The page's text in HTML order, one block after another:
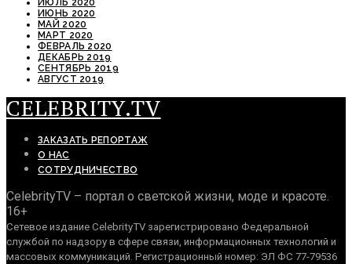
ИЮНЬ 2020
МАЙ 2020
МАРТ 2020
ФЕВРАЛЬ 2020
ДЕКАБРЬ 2019
СЕНТЯБРЬ 2019
АВГУСТ 2019
CELEBRITY.TV
ЗАКАЗАТЬ РЕПОРТАЖ
О НАС
СОТРУДНИЧЕСТВО
CelebrityTV – портал о светской жизни, моде и красоте.
16+
Сетевое издание CelebrityTV зарегистрировано Федеральной
службой по надзору в сфере связи, информационных технологий и
массовых коммуникаций. Регистрационный номер: ЭЛ ФС 77-79536